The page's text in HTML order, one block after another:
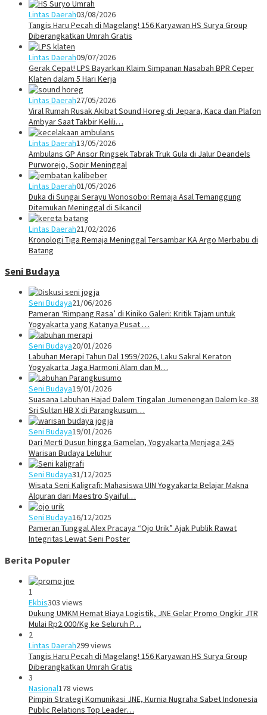
Lintas Daerah03/08/2026
Tangis Haru Pecah di Magelang! 156 Karyawan HS Surya Group
Diberangkatkan Umrah Gratis
Lintas Daerah09/07/2026
Gerak Cepat! LPS Bayarkan Klaim Simpanan Nasabah BPR Ceper
Klaten dalam 5 Hari Kerja
Lintas Daerah27/05/2026
Viral Rumah Rusak Akibat Sound Horeg di Jepara, Kaca dan Plafon
Ambyar Saat Takbir Kelili…
Lintas Daerah13/05/2026
Ambulans GP Ansor Ringsek Tabrak Truk Gula di Jalur Deandels
Purworejo, Sopir Meninggal
Lintas Daerah01/05/2026
Duka di Sungai Serayu Wonosobo: Remaja Asal Temanggung
Ditemukan Meninggal di Sikancil
Lintas Daerah21/02/2026
Kronologi Tiga Remaja Meninggal Tersambar KA Argo Merbabu di
Batang
Seni Budaya
Seni Budaya21/06/2026
Pameran ‘Rimpang Rasa’ di Kiniko Galeri: Kritik Tajam untuk
Yogyakarta yang Katanya Pusat …
Seni Budaya20/01/2026
Labuhan Merapi Tahun Dal 1959/2026, Laku Sakral Keraton
Yogyakarta Jaga Harmoni Alam dan M…
Seni Budaya19/01/2026
Suasana Labuhan Hajad Dalem Tingalan Jumenengan Dalem ke-38
Sri Sultan HB X di Parangkusum…
Seni Budaya19/01/2026
Dari Merti Dusun hingga Gamelan, Yogyakarta Menjaga 245
Warisan Budaya Leluhur
Seni Budaya31/12/2025
Wisata Seni Kaligrafi: Mahasiswa UIN Yogyakarta Belajar Makna
Alquran dari Maestro Syaiful…
Seni Budaya16/12/2025
Pameran Tunggal Alex Pracaya “Ojo Urik” Ajak Publik Rawat
Integritas Lewat Seni Poster
Berita Populer
1
Ekbis303 views
Dukung UMKM Hemat Biaya Logistik, JNE Gelar Promo Ongkir JTR
Mulai Rp2.000/Kg ke Seluruh P…
2
Lintas Daerah299 views
Tangis Haru Pecah di Magelang! 156 Karyawan HS Surya Group
Diberangkatkan Umrah Gratis
3
Nasional178 views
Pimpin Strategi Komunikasi JNE, Kurnia Nugraha Sabet Indonesia
Public Relations Top Leader…